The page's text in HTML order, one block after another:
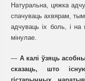
Натуральна, цяжка
спачуваць ахвярам,
адчуваць іх боль, і на
мінулае.
— А калі ўзяць
сказаць, што